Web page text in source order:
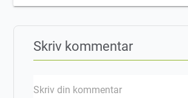
Skriv kommentar
Skriv din kommentar